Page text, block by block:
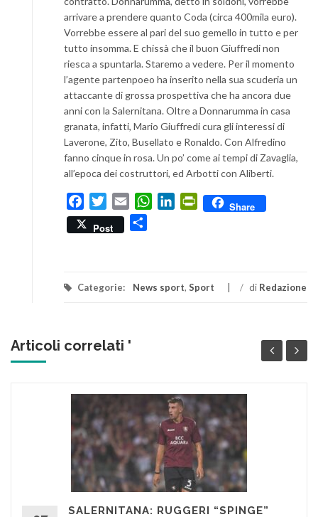
arrivare a prendere quanto Coda (circa 400mila euro).
Vorrebbe essere al pari del suo gemello in tutto e per
tutto insomma. E chissà che il buon Giuffredi non
riesca a spuntarla. Staremo a vedere. Per il momento
l’agente partenpoeo ha inserito nella sua scuderia un
attaccante di grossa prospettiva che ha ancora due
anni con la Salernitana. Oltre a Donnarumma in casa
granata, infatti, Mario Giuffredi cura gli interessi di
Laverone, Zito, Busellato e Ronaldo. Con Alfredino
fanno cinque in rosa. Un po’ come ai tempi di Zavaglia,
all’epoca dei costruttori, ed Arbotti con Aliberti.
FacebookTwitterEmail WhatsApp
LinkedInPrintFriendly
Share
Post
Categorie: News sport, Sport / di Redazione
Articoli correlati '
SALERNITANA: RUGGERI “SPINGE”